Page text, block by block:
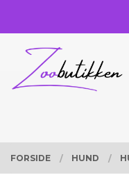
FORSIDE HUND